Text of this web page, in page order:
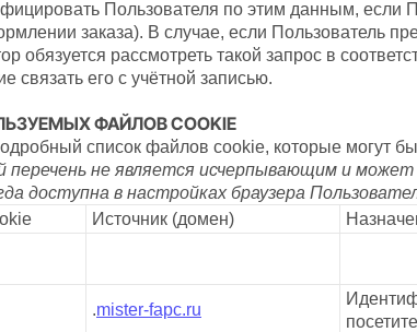
Пользователя по этим данным,
заказа). В случае, если Пользователь
обязуется рассмотреть такой запрос в
связать его с учётной записью.
ФАЙЛОВ COOKIE
список файлов cookie, которые могут
перечень не является исчерпывающим и
доступна в настройках браузера
Источник (домен)
.mister-fapc.ru